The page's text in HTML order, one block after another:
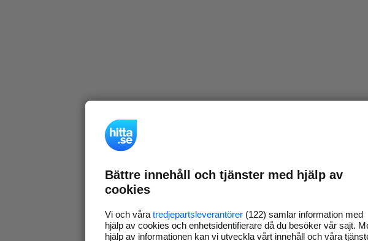
Bättre innehåll och tjänster med hjälp av
cookies
Vi och våra tredjepartsleverantörer (122) samlar information med
hjälp av cookies och enhetsidentifierare då du besöker vår sajt.
hjälp av informationen kan vi utveckla vårt innehåll och våra